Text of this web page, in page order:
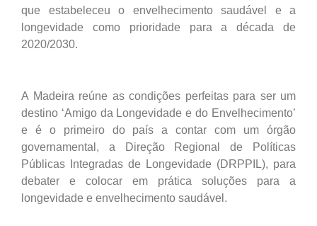
que estabeleceu o envelhecimento saudável e a
longevidade como prioridade para a década de
2020/2030.
A Madeira reúne as condições perfeitas para ser um
destino ‘Amigo da Longevidade e do Envelhecimento’
e é o primeiro do país a contar com um órgão
governamental, a Direção Regional de Políticas
Públicas Integradas de Longevidade (DRPPIL), para
debater e colocar em prática soluções para a
longevidade e envelhecimento saudável.